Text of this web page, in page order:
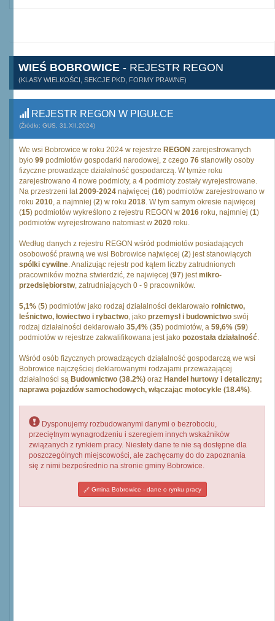
WIEŚ BOBROWICE - REJESTR REGON
(KLASY WIELKOŚCI, SEKCJE PKD, FORMY PRAWNE)
REJESTR REGON W PIGUŁCE
(Źródło: GUS, 31.XII.2024)
We wsi Bobrowice w roku 2024 w rejestrze REGON zarejestrowanych
było 99 podmiotów gospodarki narodowej, z czego 76 stanowiły osoby
fizyczne prowadzące działalność gospodarczą. W tymże roku
zarejestrowano 4 nowe podmioty, a 4 podmioty zostały wyrejestrowane.
Na przestrzeni lat2009-2024 najwięcej (16) podmiotów zarejestrowano w
roku 2010, a najmniej (2) w roku 2018. W tym samym okresie najwięcej
(15) podmiotów wykreślono z rejestru REGON w 2016 roku, najmniej (1)
podmiotów wyrejestrowano natomiast w 2020 roku.
Według danych z rejestru REGON wśród podmiotów posiadających
osobowość prawną we wsi Bobrowice najwięcej (2) jest stanowiących
spólki cywilne. Analizując rejestr pod kątem liczby zatrudnionych
pracowników można stwierdzić, że najwięcej (97) jestmikro-
przedsiębiorstw, zatrudniających 0 - 9 pracowników.
5,1% (5) podmiotów jako rodzaj działalności deklarowało rolnictwo,
leśnictwo, łowiectwo i rybactwo, jako przemysł i budownictwo swój
rodzaj działalności deklarowało 35,4% (35) podmiotów, a 59,6% (59)
podmiotów w rejestrze zakwalifikowana jest jako pozostała działalność.
Wśród osób fizycznych prowadzących działalność gospodarczą we wsi
Bobrowice najczęściej deklarowanymi rodzajami przeważającej
działalności są Budownictwo (38.2%) oraz Handel hurtowy i detaliczny;
naprawa pojazdów samochodowych, włączając motocykle (18.4%).
Dysponujemy rozbudowanymi danymi o bezrobociu,
przeciętnym wynagrodzeniu i szeregiem innych wskaźników
związanych z rynkiem pracy. Niestety dane te nie są dostępne dla
poszczególnych miejscowości, ale zachęcamy do do zapoznania
się z nimi bezpośrednio na stronie gminy Bobrowice.
Gmina Bobrowice - dane o rynku pracy